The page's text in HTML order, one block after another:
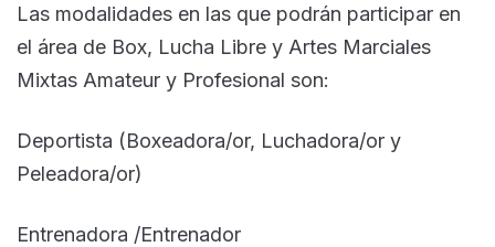
Las modalidades en las que podrán participar en
el área de Box, Lucha Libre y Artes Marciales
Mixtas Amateur y Profesional son:
Deportista (Boxeadora/or, Luchadora/or y
Peleadora/or)
Entrenadora /Entrenador